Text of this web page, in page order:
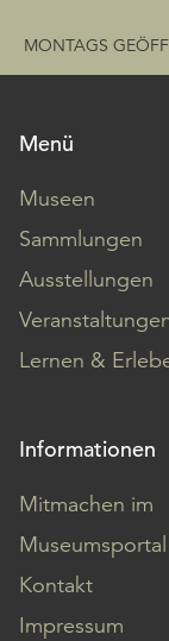
MONTAGS
Menü
Museen
Sammlungen
Ausstellungen
Lernen &
Informationen
Mitmachen im
Museumsportal
Kontakt
Impressum